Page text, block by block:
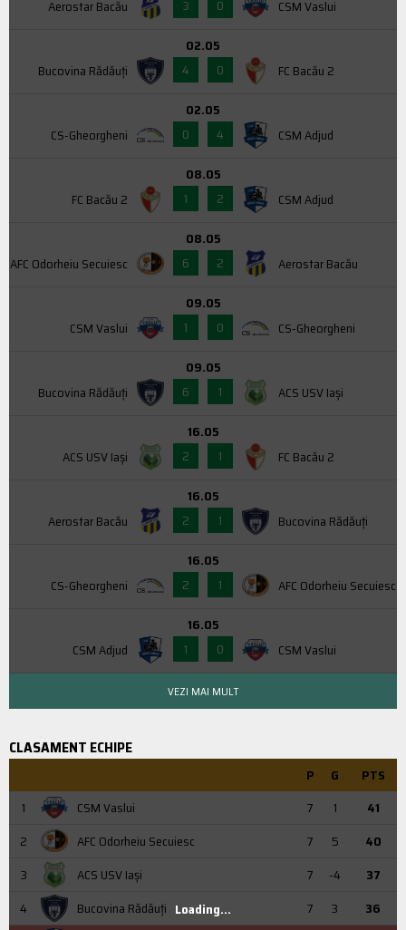
Aerostar Bacău
3
0 CSM Vaslui
Bucovina Rădăuți
02.05
4
0 FC Bacău 2
CS-Gheorgheni
02.05
0
4 CSM Adjud
FC Bacău 2
08.05
1
2 CSM Adjud
AFC Odorheiu Secuiesc
08.05
6
2 Aerostar Bacău
CSM Vaslui
09.05
1
0 CS-Gheorgheni
Bucovina Rădăuți
09.05
6
1 ACS USV Iaşi
ACS USV Iaşi
16.05
2
1 FC Bacău 2
Aerostar Bacău
16.05
2
1 Bucovina Rădăuți
CS-Gheorgheni
16.05
2
1 AFC Odorheiu Secuiesc
CSM Adjud
16.05
1
0 CSM Vaslui
VEZI MAI MULT
CLASAMENT ECHIPE
P G
PTS
1
CSM Vaslui 7 1
41
2
AFC Odorheiu Secuiesc 7 5
40
3
ACS USV Iaşi 7 -4
37
4
Bucovina Rădăuți 7 3
36
Loading...